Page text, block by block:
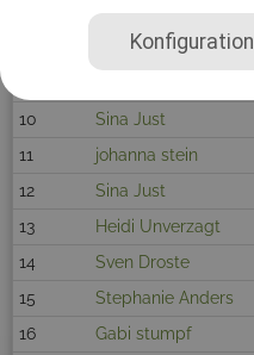
Konfiguration
Michelle Tittmann
Dirk Schlathölter
10
Sina Just
11
johanna stein
12
Sina Just
13
Heidi Unverzagt
14
Sven Droste
15
Stephanie Anders
16
Gabi stumpf